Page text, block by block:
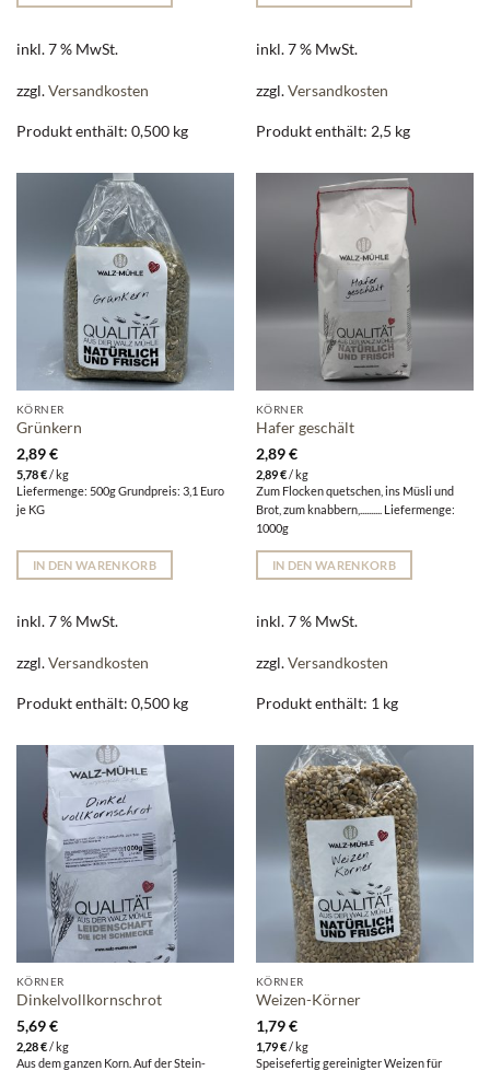
inkl. 7 % MwSt.
zzgl.Versandkosten
Produkt enthält: 0,500 kg
inkl. 7 % MwSt.
zzgl.Versandkosten
Produkt enthält: 2,5 kg
KÖRNER
Grünkern
2,89€
5,78€/kg
Liefermenge: 500g Grundpreis: 3,1 Euro
je KG
IN DEN WARENKORB
inkl. 7 % MwSt.
zzgl.Versandkosten
Produkt enthält: 0,500 kg
KÖRNER
Hafer geschält
2,89€
2,89€/kg
Zum Flocken quetschen, ins Müsli und
Brot, zum knabbern,.......... Liefermenge:
1000g
IN DEN WARENKORB
inkl. 7 % MwSt.
zzgl.Versandkosten
Produkt enthält: 1 kg
KÖRNER
Dinkelvollkornschrot
5,69€
2,28€/kg
Aus dem ganzen Korn. Auf der Stein-
KÖRNER
Weizen-Körner
1,79€
1,79€/kg
Speisefertig gereinigter Weizen für